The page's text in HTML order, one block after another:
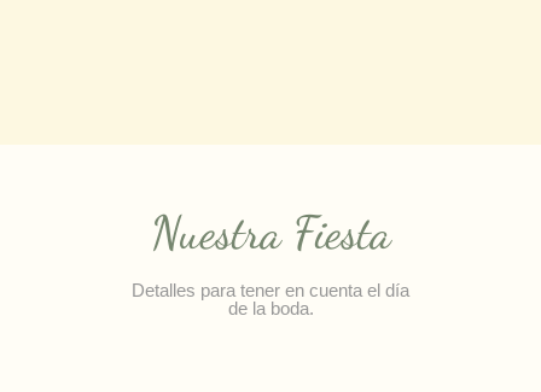
Nuestra Fiesta
Detalles para tener en cuenta el día
de la boda.